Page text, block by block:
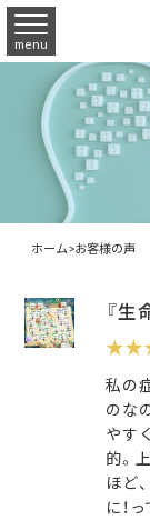
menu
ホーム>お客様の声
『生
私の
のな
やす
的。
ほど
に！